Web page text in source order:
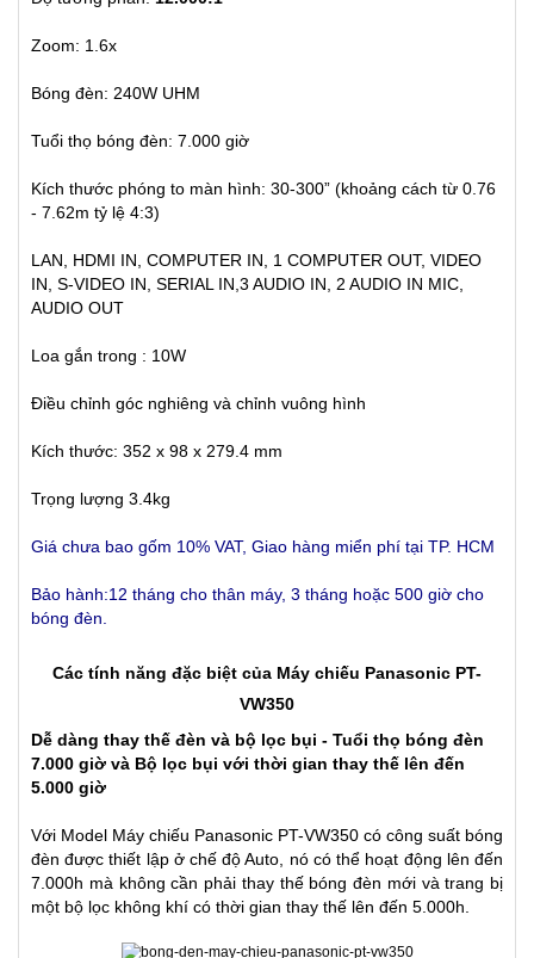
Zoom: 1.6x
Bóng đèn: 240W UHM
Tuổi thọ bóng đèn: 7.000 giờ
Kích thước phóng to màn hình: 30-300” (khoảng cách từ 0.76
- 7.62m tỷ lệ 4:3)
LAN, HDMI IN, COMPUTER IN, 1 COMPUTER OUT, VIDEO
IN, S-VIDEO IN, SERIAL IN,3 AUDIO IN, 2 AUDIO IN MIC,
AUDIO OUT
Loa gắn trong : 10W
Điều chỉnh góc nghiêng và chỉnh vuông hình
Kích thước: 352 x 98 x 279.4 mm
Trọng lượng 3.4kg
Giá chưa bao gốm 10% VAT, Giao hàng miển phí tại TP. HCM
Bảo hành:12 tháng cho thân máy, 3 tháng hoặc 500 giờ cho
bóng đèn.
Các tính năng đặc biệt của Máy chiếu Panasonic PT-
VW350
Dễ dàng thay thế đèn và bộ lọc bụi - Tuổi thọ bóng đèn
7.000 giờ và Bộ lọc bụi với thời gian thay thế lên đến
5.000 giờ
Với Model Máy chiếu Panasonic PT-VW350 có công suất bóng
đèn được thiết lập ở chế độ Auto, nó có thể hoạt động lên đến
7.000h mà không cần phải thay thế bóng đèn mới và trang bị
một bộ lọc không khí có thời gian thay thế lên đến 5.000h.